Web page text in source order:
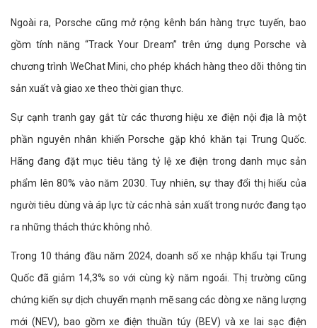
Ngoài ra, Porsche cũng mở rộng kênh bán hàng trực tuyến, bao
gồm tính năng “Track Your Dream” trên ứng dụng Porsche và
chương trình WeChat Mini, cho phép khách hàng theo dõi thông tin
sản xuất và giao xe theo thời gian thực.
Sự cạnh tranh gay gắt từ các thương hiệu xe điện nội địa là một
phần nguyên nhân khiến Porsche gặp khó khăn tại Trung Quốc.
Hãng đang đặt mục tiêu tăng tỷ lệ xe điện trong danh mục sản
phẩm lên 80% vào năm 2030. Tuy nhiên, sự thay đổi thị hiếu của
người tiêu dùng và áp lực từ các nhà sản xuất trong nước đang tạo
ra những thách thức không nhỏ.
Trong 10 tháng đầu năm 2024, doanh số xe nhập khẩu tại Trung
Quốc đã giảm 14,3% so với cùng kỳ năm ngoái. Thị trường cũng
chứng kiến sự dịch chuyển mạnh mẽ sang các dòng xe năng lượng
mới (NEV), bao gồm xe điện thuần túy (BEV) và xe lai sạc điện